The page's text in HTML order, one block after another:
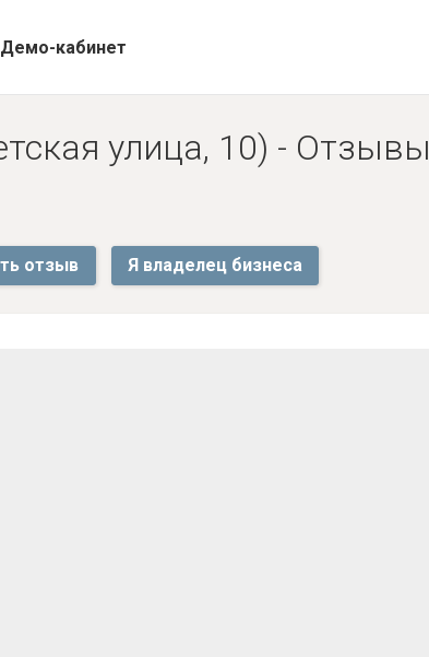
Демо-кабинет
улица, 10) - Отзывы
отзыв Я владелец бизнеса